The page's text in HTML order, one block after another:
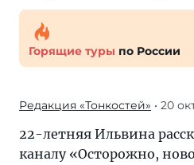
Горящие туры по России
Редакция «Тонкостей» • 20
22-летняя Ильвина
каналу «Осторожно,